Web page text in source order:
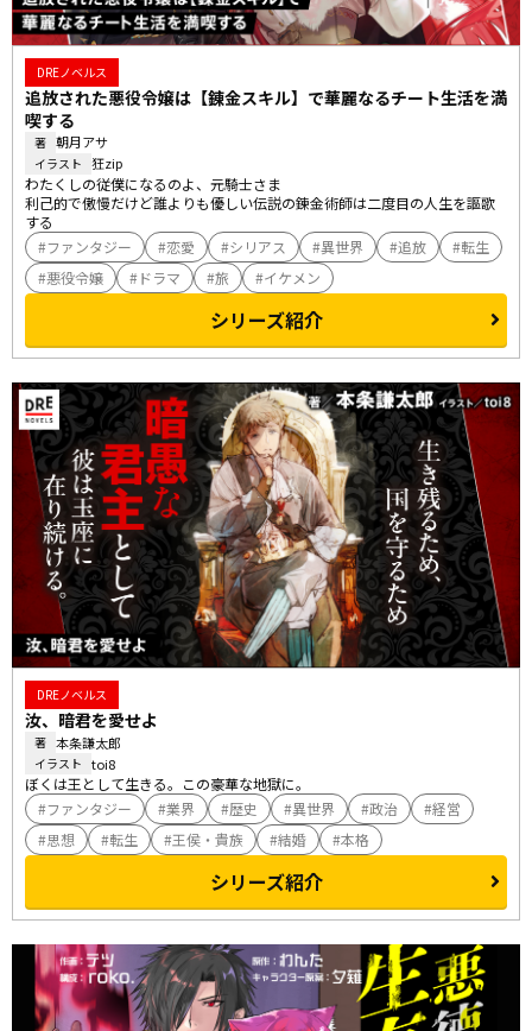
DREノベルス
追放された悪役令嬢は【錬金スキル】で華麗なるチート生活を満
喫する
著 朝月アサ
イラスト 狂zip
わたくしの従僕になるのよ、元騎士さま――
利己的で傲慢だけど誰よりも優しい伝説の錬金術師は二度目の人生を謳歌
する
ファンタジー
恋愛 シリアス 異世界 追放
転生
悪役令嬢
ドラマ 旅 イケメン
シリーズ紹介
DREノベルス
汝、暗君を愛せよ
著 本条謙太郎
イラスト toi8
ぼくは王として生きる。この豪華な地獄に。
ファンタジー
業界 歴史 異世界 政治
経営
思想
転生 王侯・貴族 結婚 本格
シリーズ紹介